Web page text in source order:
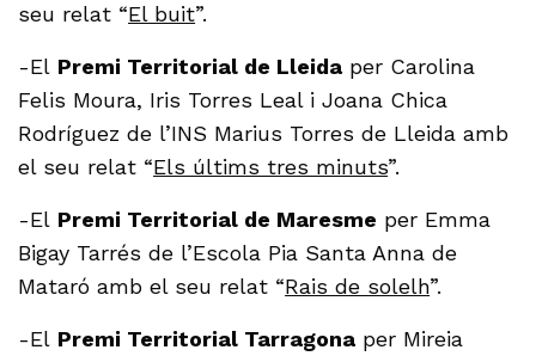
seu relat “El buit”.
-El Premi Territorial de Lleida per Carolina
Felis Moura, Iris Torres Leal i Joana Chica
Rodríguez de l’INS Marius Torres de Lleida amb
el seu relat “Els últims tres minuts”.
-El Premi Territorial de Maresme per Emma
Bigay Tarrés de l’Escola Pia Santa Anna de
Mataró amb el seu relat “Rais de solelh”.
-El Premi Territorial Tarragona per Mireia